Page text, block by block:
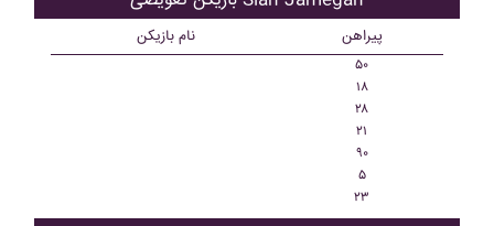
نام بازیکن پیراهن
۵۰
۱۸
۲۸
۲۱
۹۰
۵
۲۳